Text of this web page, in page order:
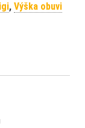
, Výška obuvi